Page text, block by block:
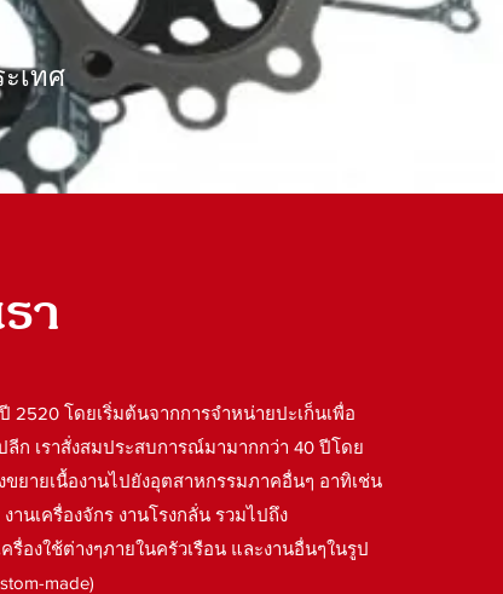
เทศ
า
2520 โดยเริ่มต้นจากการจำหน่ายปะเก็นเพื่อ
ก เราสั่งสมประสบการณ์มามากกว่า 40 ปีโดย
ขยายเนื้องานไปยังอุตสาหกรรมภาคอื่นๆ อาทิเช่น
งานเครื่องจักร งานโรงกลั่น รวมไปถึง
รื่องใช้ต่างๆภายในครัวเรือน และงานอื่นๆในรูป
made)